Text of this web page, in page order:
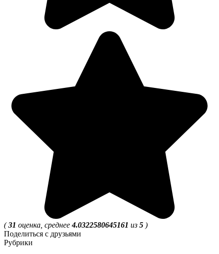
(31 оценка, среднее4.0322580645161 из 5 )
Поделиться с друзьями
Рубрики